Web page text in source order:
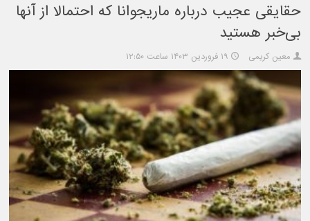
حقایقی عجیب درباره ماریجوانا که احتمالا از آنها
بی‌خبر هستید
معین کریمی ۱۹ فروردین ۱۴۰۳ ساعت ۱۲:۵۰